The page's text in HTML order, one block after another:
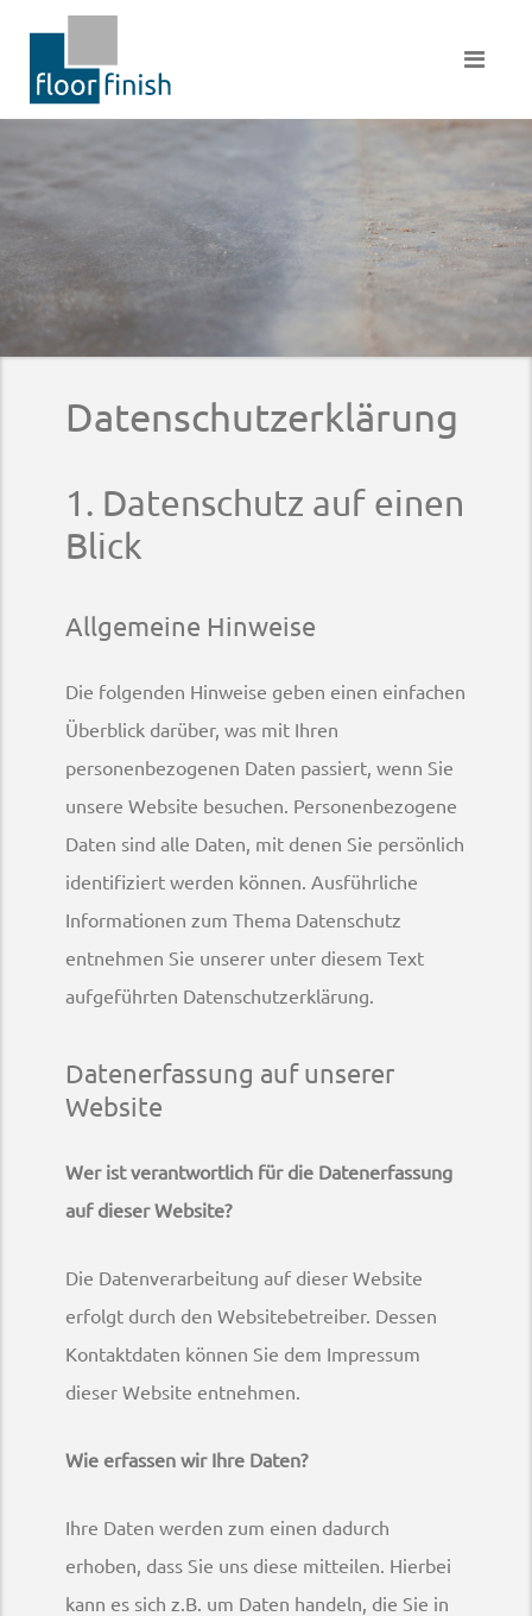
Datenschutzerklärung
1. Datenschutz auf einen
Blick
Allgemeine Hinweise
Die folgenden Hinweise geben einen einfachen
Überblick darüber, was mit Ihren
personenbezogenen Daten passiert, wenn Sie
unsere Website besuchen. Personenbezogene
Daten sind alle Daten, mit denen Sie persönlich
identifiziert werden können. Ausführliche
Informationen zum Thema Datenschutz
entnehmen Sie unserer unter diesem Text
aufgeführten Datenschutzerklärung.
Datenerfassung auf unserer
Website
Wer ist verantwortlich für die Datenerfassung
auf dieser Website?
Die Datenverarbeitung auf dieser Website
erfolgt durch den Websitebetreiber. Dessen
Kontaktdaten können Sie dem Impressum
dieser Website entnehmen.
Wie erfassen wir Ihre Daten?
Ihre Daten werden zum einen dadurch
erhoben, dass Sie uns diese mitteilen. Hierbei
kann es sich z.B. um Daten handeln, die Sie in